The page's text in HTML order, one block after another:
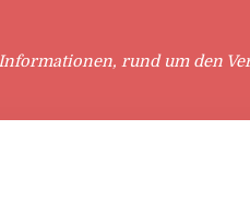
rund um den